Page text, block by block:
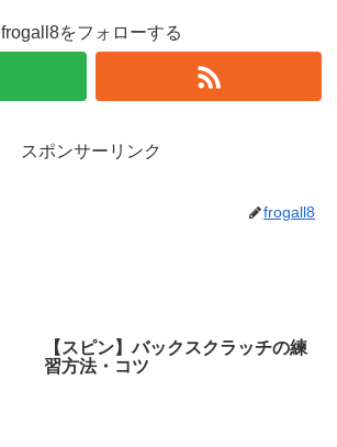
frogall8をフォローする
スポンサーリンク
frogall8
【スピン】バックスクラッチの練
習方法・コツ